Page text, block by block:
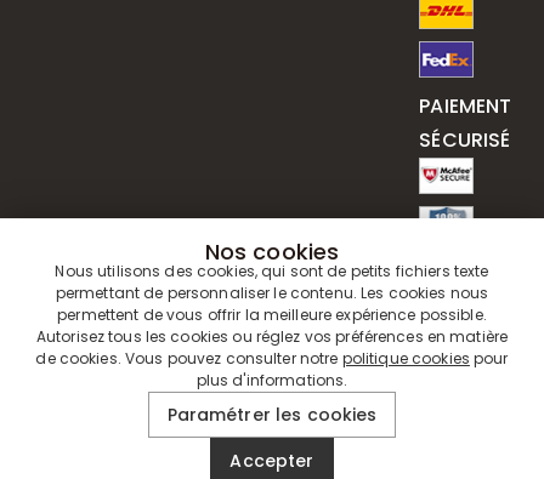
PAIEMENT
SÉCURISÉ
© 2019 - 2026Drawelry . Tous Droits Réservés.
Nos cookies
Nous utilisons des cookies, qui sont de petits fichiers texte
permettant de personnaliser le contenu. Les cookies nous
permettent de vous offrir la meilleure expérience possible.
Autorisez tous les cookies ou réglez vos préférences en matière
de cookies. Vous pouvez consulter notre politique cookies pour
plus d'informations.
Paramétrer les cookies
Accepter